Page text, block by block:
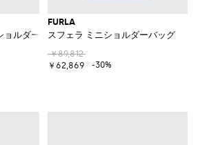
ルダーバッグ
FURLA
スフェラ ミニショルダーバッグ
￥89,812
￥62,869
-30%